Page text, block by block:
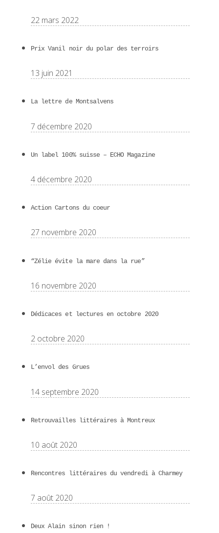
22 mars 2022
Prix Vanil noir du polar des terroirs
13 juin 2021
La lettre de Montsalvens
7 décembre 2020
Un label 100% suisse – ECHO Magazine
4 décembre 2020
Action Cartons du coeur
27 novembre 2020
“Zélie évite la mare dans la rue”
16 novembre 2020
Dédicaces et lectures en octobre 2020
2 octobre 2020
L’envol des Grues
14 septembre 2020
Retrouvailles littéraires à Montreux
10 août 2020
Rencontres littéraires du vendredi à Charmey
7 août 2020
Deux Alain sinon rien !